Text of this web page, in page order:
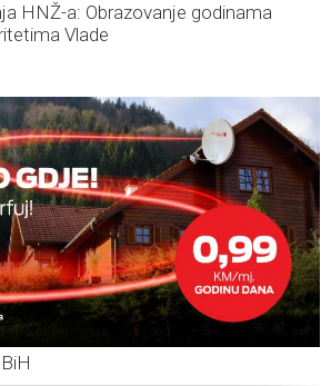
HNŽ-a: Obrazovanje godinama
Vlade